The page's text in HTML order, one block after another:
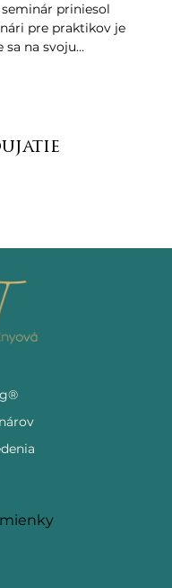
priniesol
pre praktikov je
sa na svoju…